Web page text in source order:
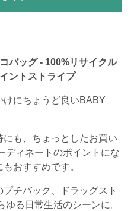
バッグ - 100%リサイクル
ントストライプ
にちょうど良いBABY
も、ちょっとしたお買い
ディネートのポイントにな
おすすめです。
チバック、ドラッグスト
る日常生活のシーンに。